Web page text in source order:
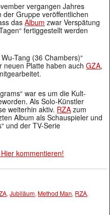
vergangen Jahres
Gruppe veröffentlichen
dasAlbum zwar Verspätung
fertiggestellt werden
Tang (36 Chambers)“
neuen Platte haben auchGZA,
war es um die Kult-
Als Solo-Künstler
weiterhin aktiv. RZA zum
Album als Schauspieler und
und der TV-Serie
kommentieren!
,Jubiläum, Method Man, RZA,